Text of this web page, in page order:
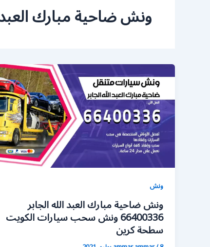
ونش ضاحية مبارك
ونش
ونش ضاحية مبارك العبد الله الجابر
66400336 ونش سحب سيارات الكويت
سطحة كرين